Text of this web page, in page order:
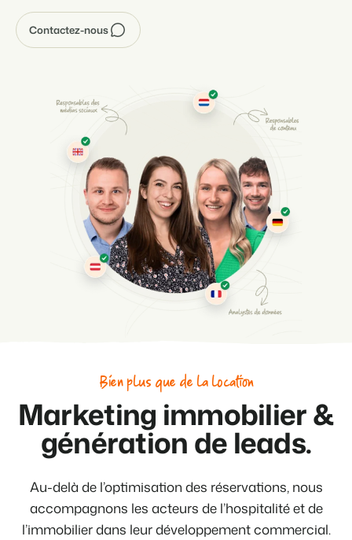
Contactez-nous
Bien plus que de la location
Marketing immobilier &
génération de leads.
Au-delà de l’optimisation des réservations, nous
accompagnons les acteurs de l’hospitalité et de
l’immobilier dans leur développement commercial.